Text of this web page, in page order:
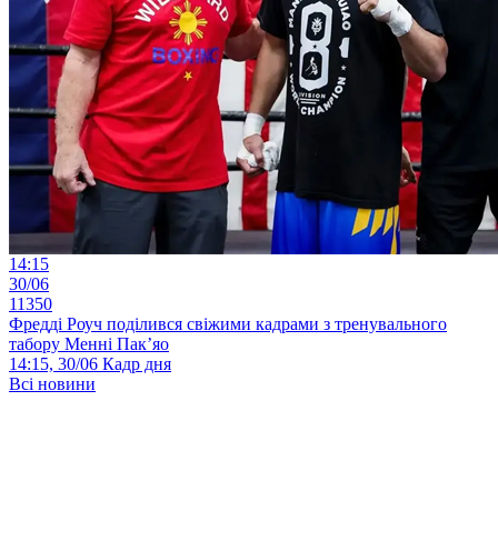
14:15
30/06
11350
Фредді Роуч поділився свіжими кадрами з тренувального
табору Менні Пак’яо
14:15, 30/06 Кадр дня
Всі новини